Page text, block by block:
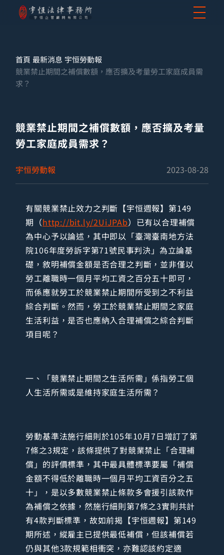
首頁 最新消息 宇恒勞動報
競業禁止期間之補償數額，應否擴及考量勞工家庭成員需
求？
競業禁止期間之補償數額，應否擴及考量
勞工家庭成員需求？
宇恒勞動報 2023-08-28
有關競業禁止效力之判斷【宇恒週報】第149
期（http://bit.ly/2UiJPAb）已有以合理補償
為中心予以論述，其中即以「臺灣臺南地方法
院106年度勞訴字第71號民事判決」為立論基
礎，敘明補償金額是否合理之判斷，並非僅以
勞工離職時一個月平均工資之百分五十即可，
而係應就勞工於競業禁止期間所受到之不利益
綜合判斷。然而，勞工於競業禁止期間之家庭
生活利益，是否也應納入合理補償之綜合判斷
項目呢？
一、「競業禁止期間之生活所需」係指勞工個
人生活所需或是維持家庭生活所需？
勞動基準法施行細則於105年10月7日增訂了第
7條之3規定，該條提供了對競業禁止「合理補
償」的評價標準，其中最具體標準要屬「補償
金額不得低於離職時一個月平均工資百分之五
十」，是以多數競業禁止條款多會援引該款作
為補償之依據，然施行細則第7條之3實則共計
有4款判斷標準，故如前揭【宇恒週報】第149
期所述，縱雇主已提供最低補償，但該補償若
仍與其他3款規範相衝突，亦難認該約定適